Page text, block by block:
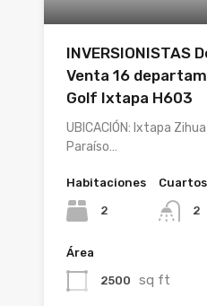
INVERSIONISTAS
Venta 16
Golf Ixtapa H603
UBICACIÓN: Ixtapa
Paraíso…
Habitaciones
2 2
Área
2500 sq ft